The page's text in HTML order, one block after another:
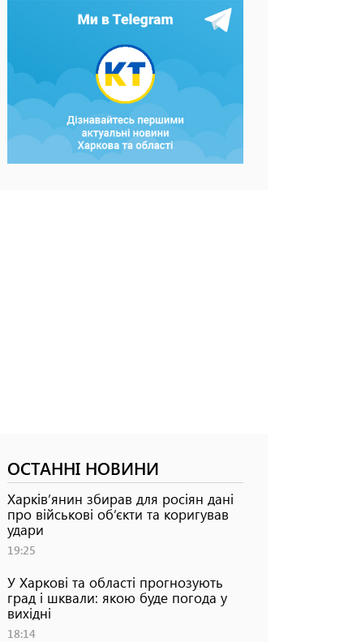
ОСТАННІ НОВИНИ
Харків’янин збирав для росіян дані
про військові об’єкти та коригував
удари
19:25
У Харкові та області прогнозують
град і шквали: якою буде погода у
вихідні
18:14